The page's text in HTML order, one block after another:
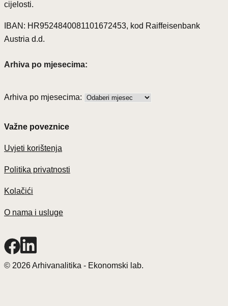
cijelosti.
IBAN: HR9524840081101672453, kod Raiffeisenbank
Austria d.d.
Arhiva po mjesecima:
Arhiva po mjesecima:
Važne poveznice
Uvjeti korištenja
Politika privatnosti
Kolačići
O nama i usluge
© 2026 Arhivanalitika - Ekonomski lab.